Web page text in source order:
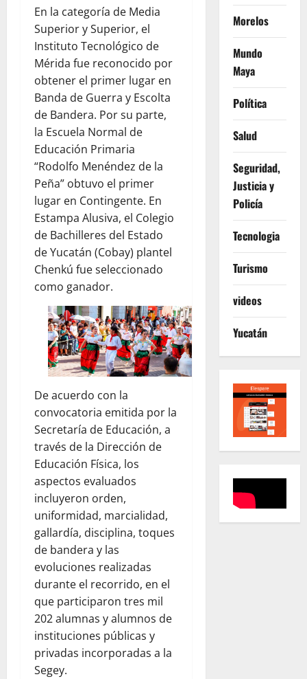
En la categoría de Media
Superior y Superior, el
Instituto Tecnológico de
Mérida fue reconocido por
obtener el primer lugar en
Banda de Guerra y Escolta
de Bandera. Por su parte,
la Escuela Normal de
Educación Primaria
“Rodolfo Menéndez de la
Peña” obtuvo el primer
lugar en Contingente. En
Estampa Alusiva, el Colegio
de Bachilleres del Estado
de Yucatán (Cobay) plantel
Chenkú fue seleccionado
como ganador.
De acuerdo con la
convocatoria emitida por la
Secretaría de Educación, a
través de la Dirección de
Educación Física, los
aspectos evaluados
incluyeron orden,
uniformidad, marcialidad,
gallardía, disciplina, toques
de bandera y las
evoluciones realizadas
durante el recorrido, en el
que participaron tres mil
202 alumnas y alumnos de
instituciones públicas y
privadas incorporadas a la
Segey.
Morelos
Mundo
Maya
Política
Salud
Seguridad,
Justicia y
Policía
Tecnologia
Turismo
videos
Yucatán